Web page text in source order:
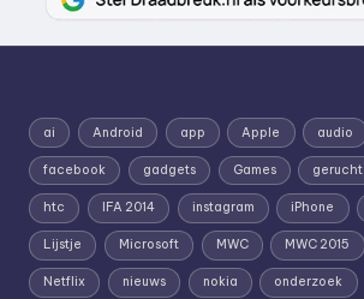
ai Android app Apple audio
facebook gadgets Games gerucht
htc IFA 2014 instagram iPhone
Lijstje Microsoft MWC MWC 2015
Netflix nieuws nokia onderzoek